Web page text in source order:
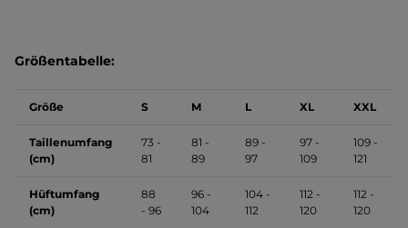
Größentabelle:
Größe S M L XL XXL
Taillenumfang
(cm)
73 -
81
81 -
89
89 -
97
97 -
109
109 -
121
Hüftumfang
(cm)
88
- 96
96 -
104
104 -
112
112 -
120
112 -
120